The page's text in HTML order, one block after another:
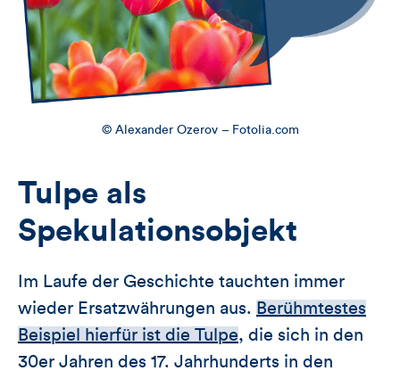
© Alexander Ozerov – Fotolia.com
Tulpe als
Spekulationsobjekt
Im Laufe der Geschichte tauchten immer
wieder Ersatzwährungen aus. Berühmtestes
Beispiel hierfür ist die Tulpe, die sich in den
30er Jahren des 17. Jahrhunderts in den